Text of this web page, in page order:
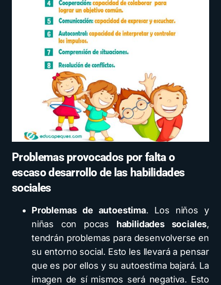
Problemas provocados por falta o
escaso desarrollo de las habilidades
sociales
Problemas de autoestima. Los niños y
niñas con pocas habilidades sociales,
tendrán problemas para desenvolverse en
su entorno social. Esto les llevará a pensar
que es por ellos y su autoestima bajará. La
imagen de sí mismos será negativa. Esto